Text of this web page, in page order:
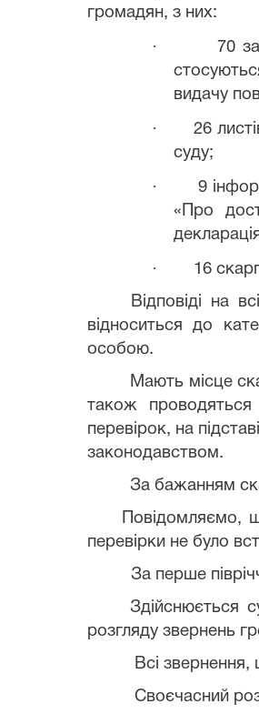
громадян, з них:
·
70
видачу
·
26
суду;
·
9
«Про
· 16
Відповіді на
відноситься до
особою.
Мають місце
також проводяться
перевірок, на
законодавством.
За бажанням
Повідомляємо,
перевірки не було
За перше
Здійснюється
розгляду звернень
Всі
Своєчасний